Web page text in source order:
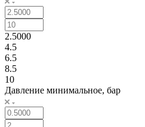
2.5000
4.5
6.5
8.5
10
Давление минимальное, бар